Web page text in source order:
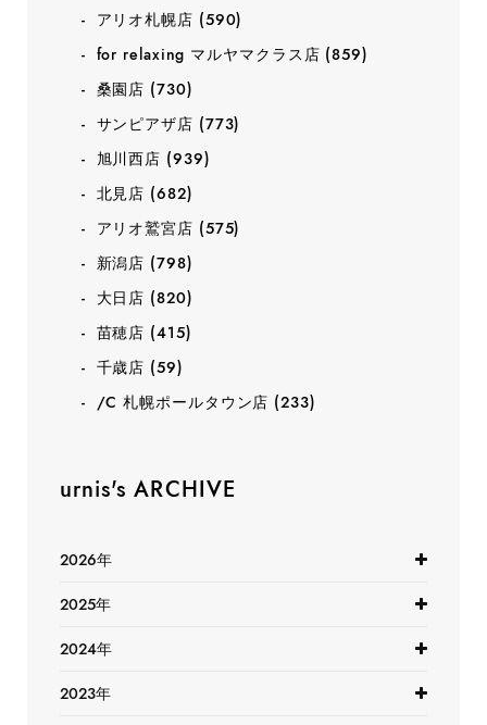
アリオ札幌店 (590)
for relaxing マルヤマクラス店 (859)
桑園店 (730)
サンピアザ店 (773)
旭川西店 (939)
北見店 (682)
アリオ鷲宮店 (575)
新潟店 (798)
大日店 (820)
苗穂店 (415)
千歳店 (59)
/C 札幌ポールタウン店 (233)
urnis's ARCHIVE
2026年
2025年
2024年
2023年